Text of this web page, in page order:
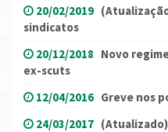
20/02/2019
sindicatos
20/12/2018 Novo
ex-scuts
12/04/2016 Greve nos
24/03/2017